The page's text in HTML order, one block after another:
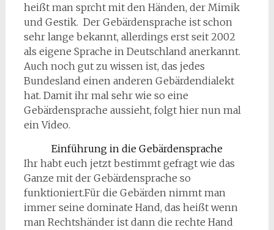
heißt man sprcht mit den Händen, der Mimik
und Gestik. Der Gebärdensprache ist schon
sehr lange bekannt, allerdings erst seit 2002
als eigene Sprache in Deutschland anerkannt.
Auch noch gut zu wissen ist, das jedes
Bundesland einen anderen Gebärdendialekt
hat. Damit ihr mal sehr wie so eine
Gebärdensprache aussieht, folgt hier nun mal
ein Video.
Einführung in die Gebärdensprache
Ihr habt euch jetzt bestimmt gefragt wie das
Ganze mit der Gebärdensprache so
funktioniert.Für die Gebärden nimmt man
immer seine dominate Hand, das heißt wenn
man Rechtshänder ist dann die rechte Hand